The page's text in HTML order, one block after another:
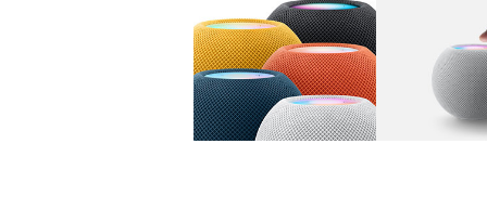
图库 图像 1